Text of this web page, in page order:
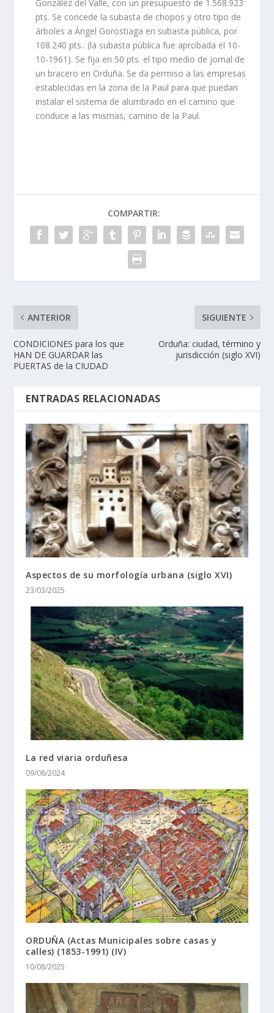
González del Valle, con un presupuesto de 1.568.923
pts. Se concede la subasta de chopos y otro tipo de
árboles a Ángel Gorostiaga en subasta pública, por
108.240 pts.. (la subasta pública fue aprobada el 10-
10-1961). Se fija en 50 pts. el tipo medio de jornal de
un bracero en Orduña. Se da permiso a las empresas
establecidas en la zona de la Paul para que puedan
instalar el sistema de alumbrado en el camino que
conduce a las mismas, camino de la Paul.
COMPARTIR:
ANTERIOR
CONDICIONES para los que
HAN DE GUARDAR las
PUERTAS de la CIUDAD
SIGUIENTE
Orduña: ciudad, término y
jurisdicción (siglo XVI)
ENTRADAS RELACIONADAS
Aspectos de su morfologí­a urbana (siglo XVI)
23/03/2025
La red viaria orduñesa
09/08/2024
ORDUÑA (Actas Municipales sobre casas y
calles) (1853-1991) (IV)
10/08/2025